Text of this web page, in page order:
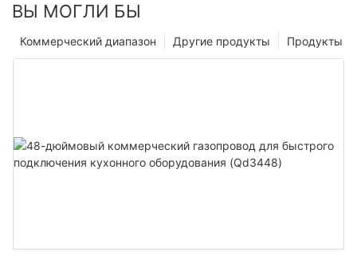
ВЫ МОГЛИ БЫ
Продукты
Другие продукты
Коммерческий диапазон